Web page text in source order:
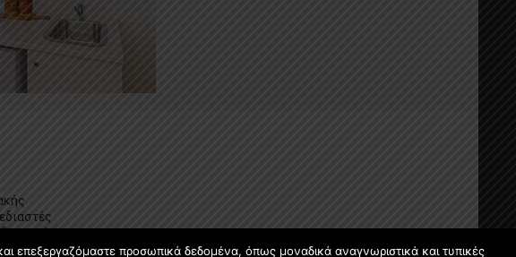
προσωπικά δεδομένα, όπως μοναδικά αναγνωριστικά και τυπικές